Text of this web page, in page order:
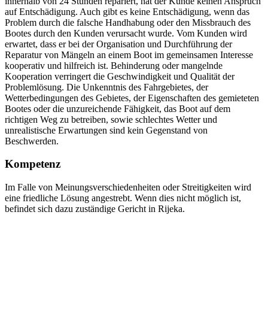
auf Entschädigung. Auch gibt es keine Entschädigung, wenn das
Problem durch die falsche Handhabung oder den Missbrauch des
Bootes durch den Kunden verursacht wurde. Vom Kunden wird
erwartet, dass er bei der Organisation und Durchführung der
Reparatur von Mängeln an einem Boot im gemeinsamen Interesse
kooperativ und hilfreich ist. Behinderung oder mangelnde
Kooperation verringert die Geschwindigkeit und Qualität der
Problemlösung. Die Unkenntnis des Fahrgebietes, der
Wetterbedingungen des Gebietes, der Eigenschaften des gemieteten
Bootes oder die unzureichende Fähigkeit, das Boot auf dem
richtigen Weg zu betreiben, sowie schlechtes Wetter und
unrealistische Erwartungen sind kein Gegenstand von
Beschwerden.
Kompetenz
Im Falle von Meinungsverschiedenheiten oder Streitigkeiten wird
eine friedliche Lösung angestrebt. Wenn dies nicht möglich ist,
befindet sich dazu zuständige Gericht in Rijeka.